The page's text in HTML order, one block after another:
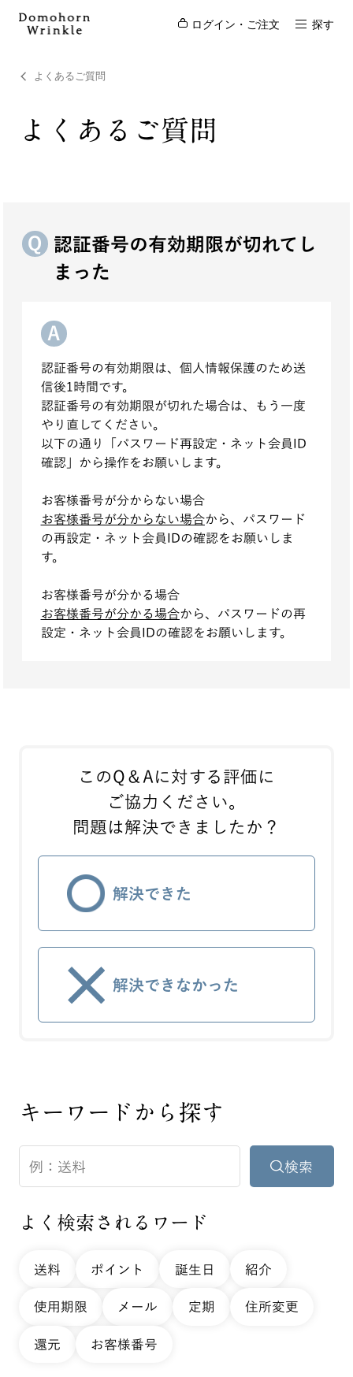
ログイン・ご注文 探す
よくあるご質問
よくあるご質問
認証番号の有効期限が切れてし
まった
認証番号の有効期限は、個人情報保護のため送
信後1時間です。
認証番号の有効期限が切れた場合は、もう一度
やり直してください。
以下の通り「パスワード再設定・ネット会員ID
確認」から操作をお願いします。
お客様番号が分からない場合
お客様番号が分からない場合から、パスワード
の再設定・ネット会員IDの確認をお願いしま
す。
お客様番号が分かる場合
お客様番号が分かる場合から、パスワードの再
設定・ネット会員IDの確認をお願いします。
このQ＆Aに対する評価に
ご協力ください。
問題は解決できましたか？
解決できた
解決できなかった
キーワードから探す
よく検索されるワード
送料 ポイント 誕生日 紹介
使用期限 メール 定期 住所変更
還元 お客様番号